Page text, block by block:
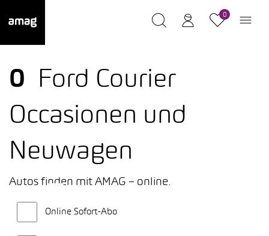
0
0
Ford Courier
Occasionen und
Neuwagen
Autos finden mit AMAG – online.
Online Sofort-Abo